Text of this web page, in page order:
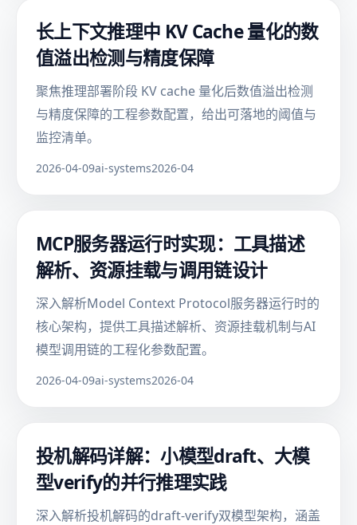
长上下文推理中 KV Cache 量化的数
值溢出检测与精度保障
聚焦推理部署阶段 KV cache 量化后数值溢出检测
与精度保障的工程参数配置，给出可落地的阈值与
监控清单。
2026-04-09ai-systems2026-04
MCP服务器运行时实现：工具描述
解析、资源挂载与调用链设计
深入解析Model Context Protocol服务器运行时的
核心架构，提供工具描述解析、资源挂载机制与AI
模型调用链的工程化参数配置。
2026-04-09ai-systems2026-04
投机解码详解：小模型draft、大模
型verify的并行推理实践
深入解析投机解码的draft-verify双模型架构，涵盖